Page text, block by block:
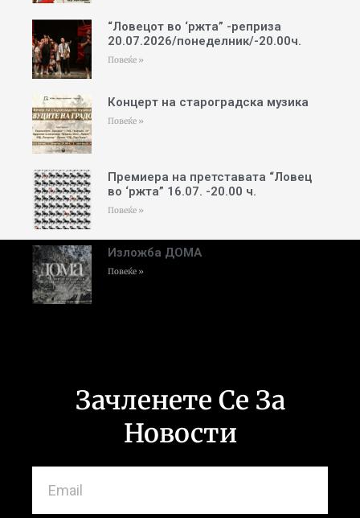
“Ловецот во ‘ржта” -реприза
20.07.2026/понеделник/-20.00ч.
Повеќе »
Концерт на староградска музика
Повеќе »
Премиера на претставата “Ловец
во ‘ржта” 16.07. -20.00 ч.
Повеќе »
Изложба ДОМА
Повеќе »
Зачленете Се За
Новости